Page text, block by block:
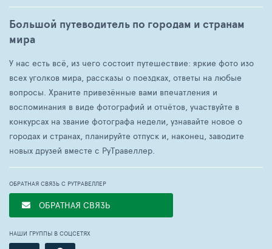
Большой путеводитель по городам и странам
мира
У нас есть всё, из чего состоит путешествие: яркие фото изо
всех уголков мира, рассказы о поездках, ответы на любые
вопросы. Храните привезённые вами впечатления и
воспоминания в виде фотографий и отчётов, участвуйте в
конкурсах на звание фотографа недели, узнавайте новое о
городах и странах, планируйте отпуск и, наконец, заводите
новых друзей вместе с РуТравеллер.
ОБРАТНАЯ СВЯЗЬ С РУТРАВЕЛЛЕР
ОБРАТНАЯ СВЯЗЬ
НАШИ ГРУППЫ В СОЦСЕТЯХ